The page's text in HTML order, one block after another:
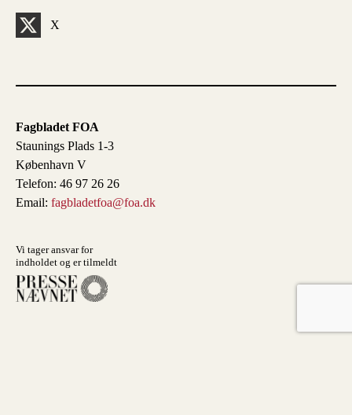
Fagbladet FOA
Staunings Plads 1-3
København V
Telefon: 46 97 26 26
Email: fagbladetfoa@foa.dk
Vi tager ansvar for
indholdet og er tilmeldt
X